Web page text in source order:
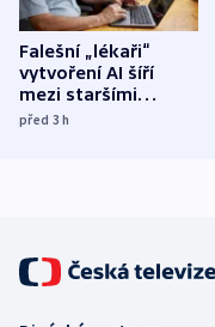
Falešní „lékaři“
vytvoření AI šíří
mezi staršími
Poláky nebezpečné
před 3h